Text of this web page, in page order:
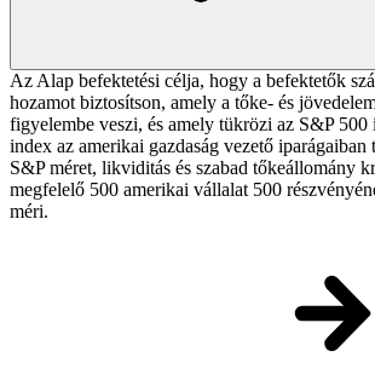
Az Alap befektetési célja, hogy a befektetők
hozamot biztosítson, amely a tőke- és
figyelembe veszi, és amely tükrözi az S&P 500
index az amerikai gazdaság vezető iparágaiban
S&P méret, likviditás és szabad tőkeállomány
megfelelő 500 amerikai vállalat 500
méri.